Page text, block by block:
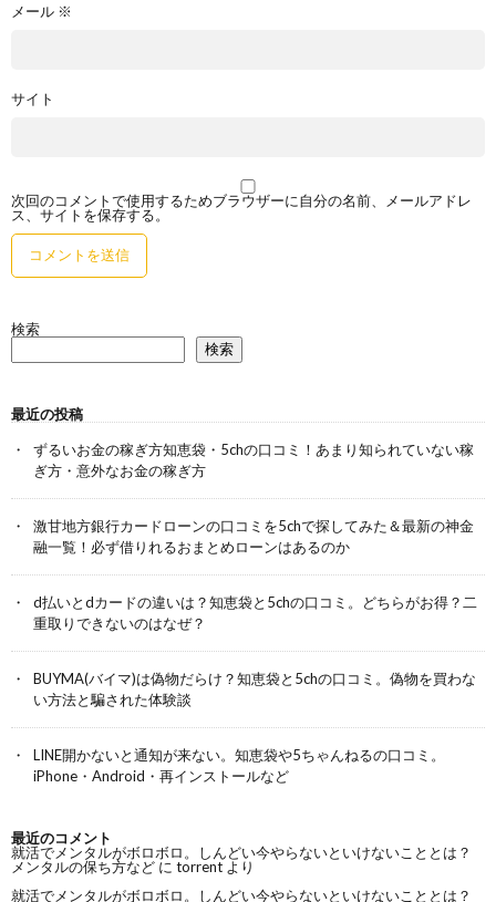
メール ※
サイト
次回のコメントで使用するためブラウザーに自分の名前、メールアドレ
ス、サイトを保存する。
検索
検索
最近の投稿
ずるいお金の稼ぎ方知恵袋・5chの口コミ！あまり知られていない稼
ぎ方・意外なお金の稼ぎ方
激甘地方銀行カードローンの口コミを5chで探してみた＆最新の神金
融一覧！必ず借りれるおまとめローンはあるのか
d払いとdカードの違いは？知恵袋と5chの口コミ。どちらがお得？二
重取りできないのはなぜ？
BUYMA(バイマ)は偽物だらけ？知恵袋と5chの口コミ。偽物を買わな
い方法と騙された体験談
LINE開かないと通知が来ない。知恵袋や5ちゃんねるの口コミ。
iPhone・Android・再インストールなど
最近のコメント
就活でメンタルがボロボロ。しんどい今やらないといけないこととは？
メンタルの保ち方など に torrent より
就活でメンタルがボロボロ。しんどい今やらないといけないこととは？